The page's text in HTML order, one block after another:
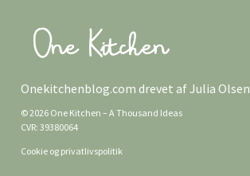
Onekitchenblog.com drevet af Julia Olsen
© 2026 One Kitchen – A Thousand Ideas
CVR: 39380064
Cookie og privatlivspolitik